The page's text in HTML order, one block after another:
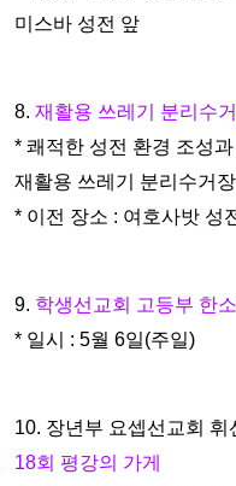
미스바 성전 앞
8. 재활용 쓰레기 분리수
* 쾌적한 성전 환경 조성
재활용 쓰레기 분리수거
* 이전 장소 : 여호사밧 성
9. 학생선교회 고등부 한
* 일시 : 5월 6일(주일)
10. 장년부 요셉선교회
18회 평강의 가게